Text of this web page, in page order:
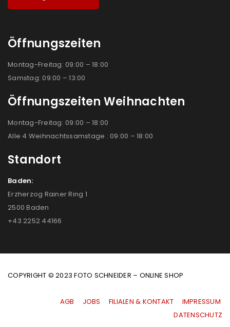
Öffnungszeiten
Montag-Freitag: 09:00 – 18:00
Samstag: 09:00 – 13:00
Öffnungszeiten Weihnachten
Montag-Freitag: 09:00 – 18:00
Alle 4 Weihnachtssamstage : 09:00 – 18:00
Standort
Baden:
Erzherzog Rainer Ring 1
2500 Baden
+43 2252 44166
COPYRIGHT © 2023 FOTO SCHNEIDER – ONLINE SHOP
AGB JOBS FILIALEN & KONTAKT
IMPRESSUM
|DATENSCHUTZ